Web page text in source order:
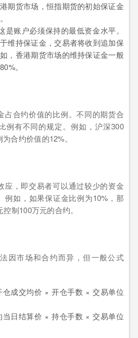
期货市场，恒指期货的初始保证金
是账户必须保持的最低资金水平。
维持保证金，交易者将收到追加保
，香港期货市场的维持保证金一般
。
占合约价值的比例。不同的期货合
例有不同的规定。例如，沪深300
合约价值的12%。
应，即交易者可以通过较少的资金
例如，如果保证金比例为10%，那
制100万元的合约。
因市场和合约而异，但一般公式
成交均价 × 开仓手数 × 交易单位
日结算价 × 持仓手数 × 交易单位